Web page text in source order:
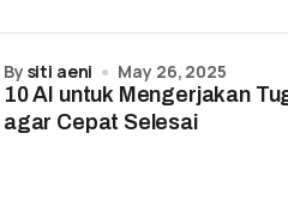
10 AI untuk Mengerjakan
agar Cepat Selesai
by siti aeni May 26, 2025